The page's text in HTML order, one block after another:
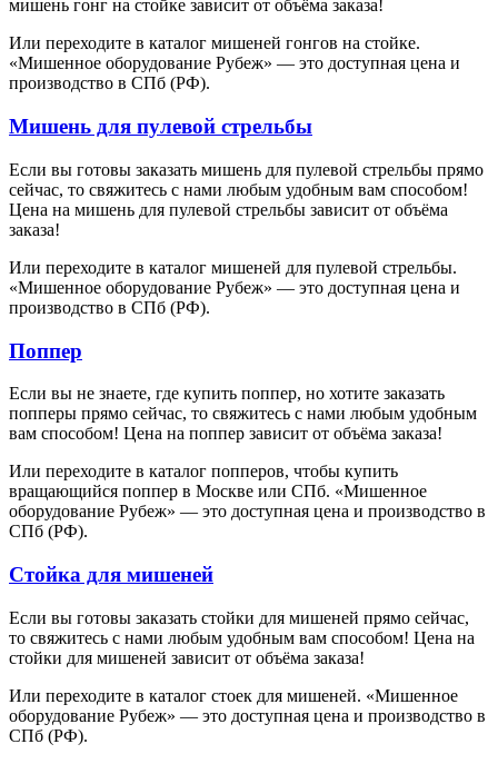
мишень гонг на стойке зависит от объёма заказа!
Или переходите в каталог мишеней гонгов на стойке.
«Мишенное оборудование Рубеж» — это доступная цена и
производство в СПб (РФ).
Мишень для пулевой стрельбы
Если вы готовы заказать мишень для пулевой стрельбы прямо
сейчас, то свяжитесь с нами любым удобным вам способом!
Цена на мишень для пулевой стрельбы зависит от объёма
заказа!
Или переходите в каталог мишеней для пулевой стрельбы.
«Мишенное оборудование Рубеж» — это доступная цена и
производство в СПб (РФ).
Поппер
Если вы не знаете, где купить поппер, но хотите заказать
попперы прямо сейчас, то свяжитесь с нами любым удобным
вам способом! Цена на поппер зависит от объёма заказа!
Или переходите в каталог попперов, чтобы купить
вращающийся поппер в Москве или СПб. «Мишенное
оборудование Рубеж» — это доступная цена и производство в
СПб (РФ).
Стойка для мишеней
Если вы готовы заказать стойки для мишеней прямо сейчас,
то свяжитесь с нами любым удобным вам способом! Цена на
стойки для мишеней зависит от объёма заказа!
Или переходите в каталог стоек для мишеней. «Мишенное
оборудование Рубеж» — это доступная цена и производство в
СПб (РФ).